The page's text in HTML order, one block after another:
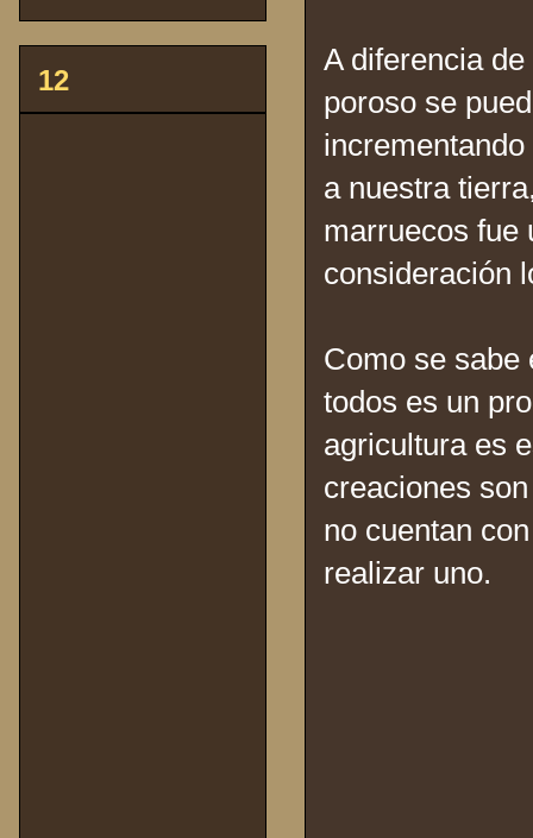
A diferencia
poroso se
a nuestra
marruecos fue
consideración
Como se sabe
todos es un
agricultura es
creaciones
no cuentan
realizar uno.
12